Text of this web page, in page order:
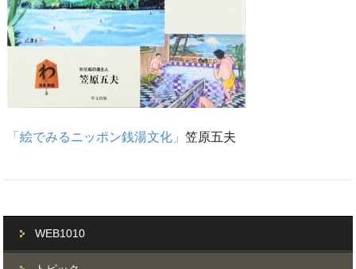
「絵でみるニッポン銭湯文化」 笠原五夫
WEB1010